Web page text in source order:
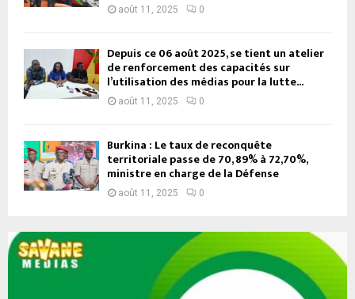
août 11, 2025 0
Depuis ce 06 août 2025, se tient un atelier
de renforcement des capacités sur
l’utilisation des médias pour la lutte...
août 11, 2025 0
Burkina : Le taux de reconquête
territoriale passe de 70, 89% à 72,70%,
ministre en charge de la Défense
août 11, 2025 0